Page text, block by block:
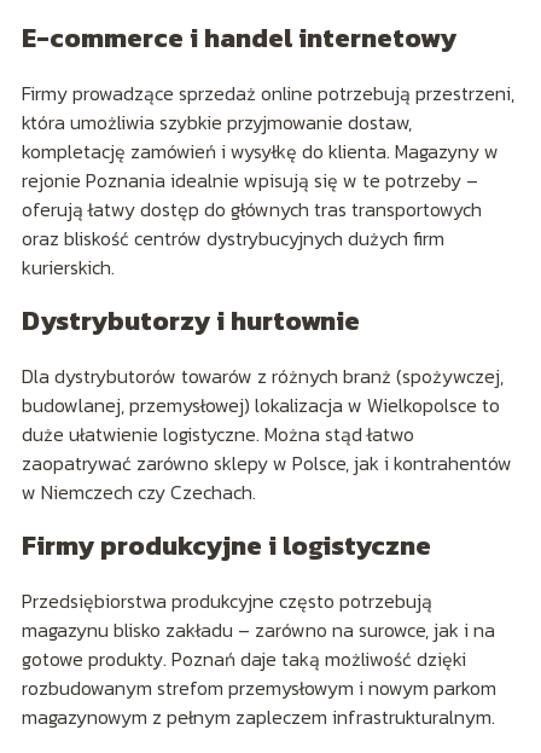
E-commerce i handel internetowy
Firmy prowadzące sprzedaż online potrzebują przestrzeni,
która umożliwia szybkie przyjmowanie dostaw,
kompletację zamówień i wysyłkę do klienta. Magazyny w
rejonie Poznania idealnie wpisują się w te potrzeby –
oferują łatwy dostęp do głównych tras transportowych
oraz bliskość centrów dystrybucyjnych dużych firm
kurierskich.
Dystrybutorzy i hurtownie
Dla dystrybutorów towarów z różnych branż (spożywczej,
budowlanej, przemysłowej) lokalizacja w Wielkopolsce to
duże ułatwienie logistyczne. Można stąd łatwo
zaopatrywać zarówno sklepy w Polsce, jak i kontrahentów
w Niemczech czy Czechach.
Firmy produkcyjne i logistyczne
Przedsiębiorstwa produkcyjne często potrzebują
magazynu blisko zakładu – zarówno na surowce, jak i na
gotowe produkty. Poznań daje taką możliwość dzięki
rozbudowanym strefom przemysłowym i nowym parkom
magazynowym z pełnym zapleczem infrastrukturalnym.